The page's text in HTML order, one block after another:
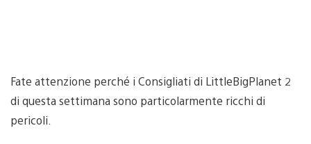
Fate attenzione perché i Consigliati di LittleBigPlanet 2
di questa settimana sono particolarmente ricchi di
pericoli.